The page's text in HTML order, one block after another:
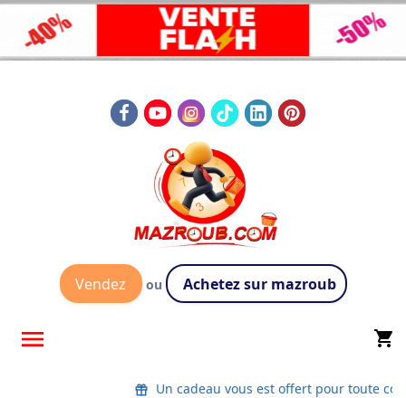
Vendez ou Achetez sur mazroub
 shopping_cart
Un cadeau vous est offert pour toute